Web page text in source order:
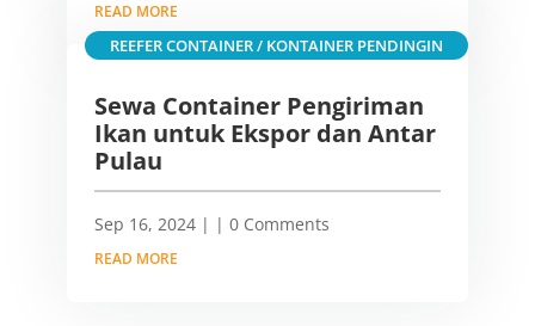
READ MORE
Sewa Container Pengiriman
Ikan untuk Ekspor dan Antar
Pulau
Sep 16, 2024|
REEFER CONTAINER / KONTAINER PENDINGIN
| 0 Comments
READ MORE